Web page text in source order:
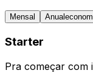
Mensal Anual
Starter
Pra começar com